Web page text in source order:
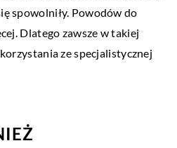
spowolniły. Powodów do
Dlatego zawsze w takiej
ze specjalistycznej